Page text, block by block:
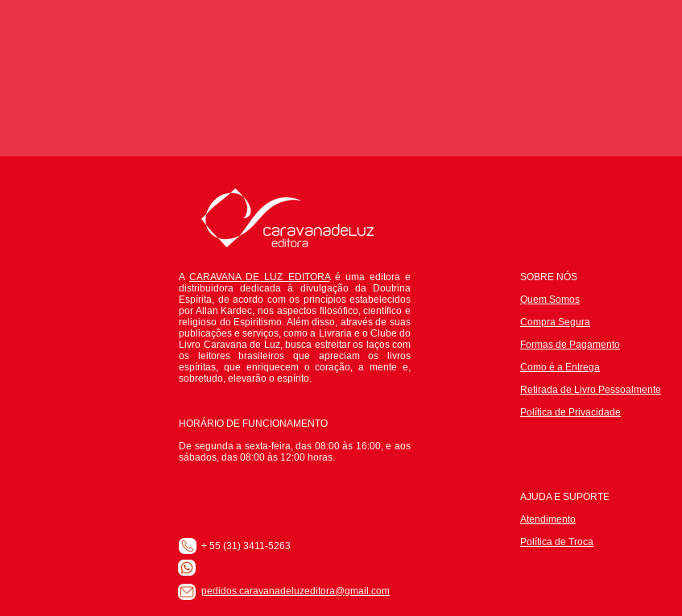
ACARAVANA DE LUZ EDITORAé uma editora e
distribuidora dedicada à divulgação da Doutrina
Espírita, de acordo com os princípios estabelecidos
por Allan Kardec, nos aspectos filosófico, científico e
religioso do Espiritismo. Além disso, através de suas
publicações e serviços, como a Livraria e o Clube do
Livro Caravana de Luz, busca estreitar os laços com
os leitores brasileiros que apreciam os livros
espíritas, que enriquecem o coração, a mente e,
sobretudo, elevarão o espírito.
HORÁRIO DE FUNCIONAMENTO
De segunda a sexta-feira, das 08:00 às 16:00, e aos
sábados, das 08:00 às 12:00 horas.
+ 55 (31) 3411-5263
pedidos.caravanadeluzeditora@gmail.com
SOBRE NÓS
Quem Somos
Compra Segura
Formas de Pagamento
Como é a Entrega
Retirada de Livro Pessoalmente
Política de Privacidade
AJUDA E SUPORTE
Atendimento
Política de Troca